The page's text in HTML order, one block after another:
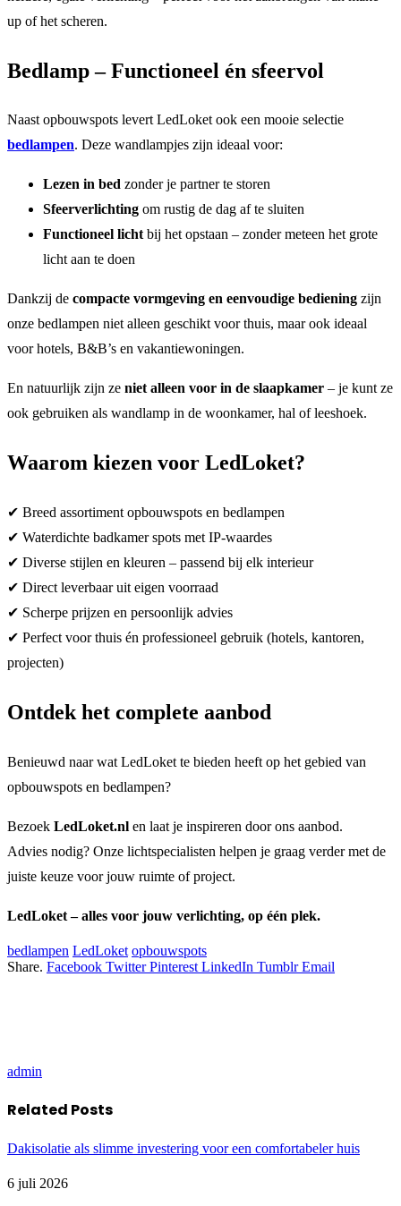
up of het scheren.
Bedlamp – Functioneel én sfeervol
Naast opbouwspots levert LedLoket ook een mooie selectie
bedlampen. Deze wandlampjes zijn ideaal voor:
Lezen in bed zonder je partner te storen
Sfeerverlichting om rustig de dag af te sluiten
Functioneel lichtbij het opstaan – zonder meteen het grote
licht aan te doen
Dankzij de compacte vormgeving en eenvoudige bediening zijn
onze bedlampen niet alleen geschikt voor thuis, maar ook ideaal
voor hotels, B&B’s en vakantiewoningen.
En natuurlijk zijn ze niet alleen voor in de slaapkamer – je kunt ze
ook gebruiken als wandlamp in de woonkamer, hal of leeshoek.
Waarom kiezen voor LedLoket?
✔ Breed assortiment opbouwspots en bedlampen
✔ Waterdichte badkamer spots met IP-waardes
✔ Diverse stijlen en kleuren – passend bij elk interieur
✔ Direct leverbaar uit eigen voorraad
✔ Scherpe prijzen en persoonlijk advies
✔ Perfect voor thuis én professioneel gebruik (hotels, kantoren,
projecten)
Ontdek het complete aanbod
Benieuwd naar wat LedLoket te bieden heeft op het gebied van
opbouwspots en bedlampen?
Bezoek LedLoket.nl en laat je inspireren door ons aanbod.
Advies nodig? Onze lichtspecialisten helpen je graag verder met de
juiste keuze voor jouw ruimte of project.
LedLoket – alles voor jouw verlichting, op één plek.
bedlampen LedLoket opbouwspots
Share. Facebook Twitter Pinterest LinkedIn Tumblr Email
admin
Related Posts
Dakisolatie als slimme investering voor een comfortabeler huis
6 juli 2026